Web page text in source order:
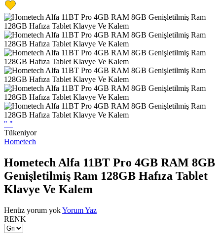
" "
Tükeniyor
Hometech
Hometech Alfa 11BT Pro 4GB RAM 8GB
Genişletilmiş Ram 128GB Hafıza Tablet
Klavye Ve Kalem
Henüz yorum yokYorum Yaz
RENK